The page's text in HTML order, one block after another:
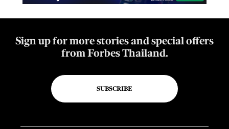
Sign up for more stories and special offers
from Forbes Thailand.
SUBSCRIBE